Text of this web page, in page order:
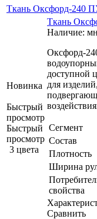
Ткань Оксфорд-240
Новинка
Быстрый
просмотр
Быстрый
просмотр
3 цвета
Ткань
Наличие:
Оксфорд-
доступной
для
Сегмент
Состав
Плотность
Ширина
свойства
Сравнить